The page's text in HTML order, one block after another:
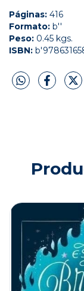
Páginas: 416
Formato: b''
Peso: 0.45 kgs.
ISBN: